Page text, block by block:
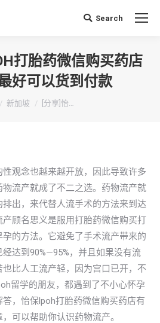
搜 Search
打胎药微信购买药店
好可以货到付款
里：
新加坡 [分享]怡…
观念也越来越开放，因此导致许多
流产就成了不二之选。药物流产就
出，来代替人流手术的方法来到达
顾名思义是服用打胎药微信购买打
的方法。它避免了手术流产带来的
达到90%—95%，并且如果没有流
比人工流产轻，因为宫口已开，不
留学的朋友，都遇到了不小心怀孕
，怡保lpoh打胎药微信购买药店有
可以帮助你认识药物流产。